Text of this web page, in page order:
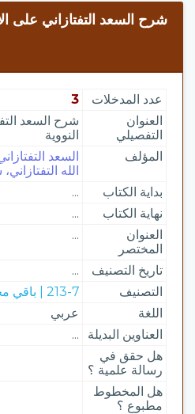
شرح السعد التفتازاني على
عدد المدخلات
3
العنوان
التفصيلي
شرح السعد
النووية
المؤلف
السعد
الله التفتازاني،
بداية الكتاب
...
نهاية الكتاب
...
العنوان
المختصر
...
تاريخ التصنيف
...
التصنيف
213-7 | باقي مجموعات الحديث
اللغة
عربي
العناوين البديلة
...
هل حقق في
رسالة علمية ؟
هل المخطوط
مطبوع ؟